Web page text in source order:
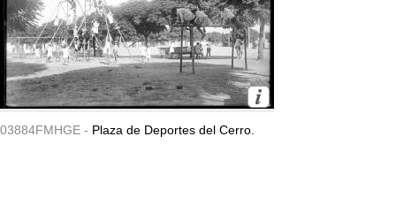
03884FMHGE - Plaza de Deportes del Cerro.